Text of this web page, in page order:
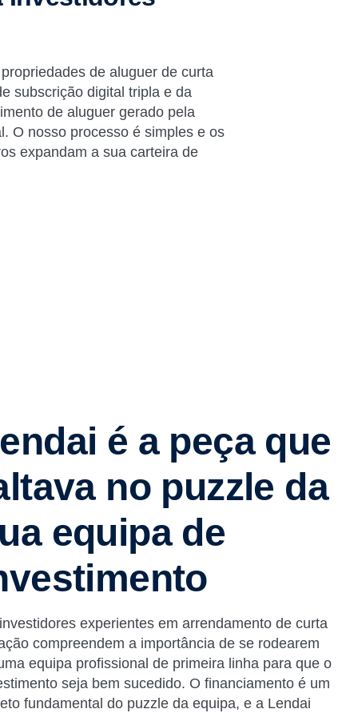
de aluguer de curta
subscrição digital tripla e da
de aluguer gerado pela
O nosso processo é simples e os
expandam a sua carteira de
é a peça que
no puzzle da
equipa de
experientes em arrendamento de curta
compreendem a importância de se rodearem
equipa profissional de primeira linha para que o
seja bem sucedido. O financiamento é um
fundamental do puzzle da equipa, e a Lendai